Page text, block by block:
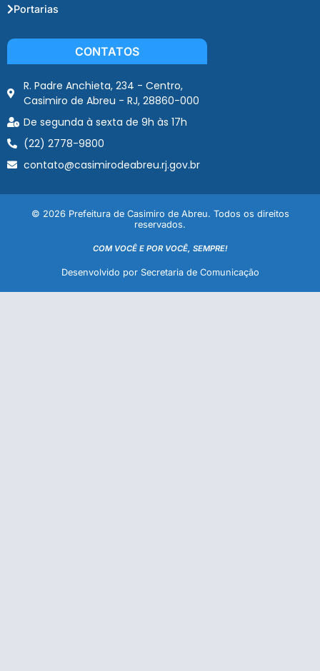
Portarias
CONTATOS
R. Padre Anchieta, 234 - Centro,
Casimiro de Abreu - RJ, 28860-000
De segunda à sexta de 9h às 17h
(22) 2778-9800
contato@casimirodeabreu.rj.gov.br
© 2026 Prefeitura de Casimiro de Abreu. Todos os direitos
reservados.
COM VOCÊ E POR VOCÊ, SEMPRE!
Desenvolvido por Secretaria de Comunicação